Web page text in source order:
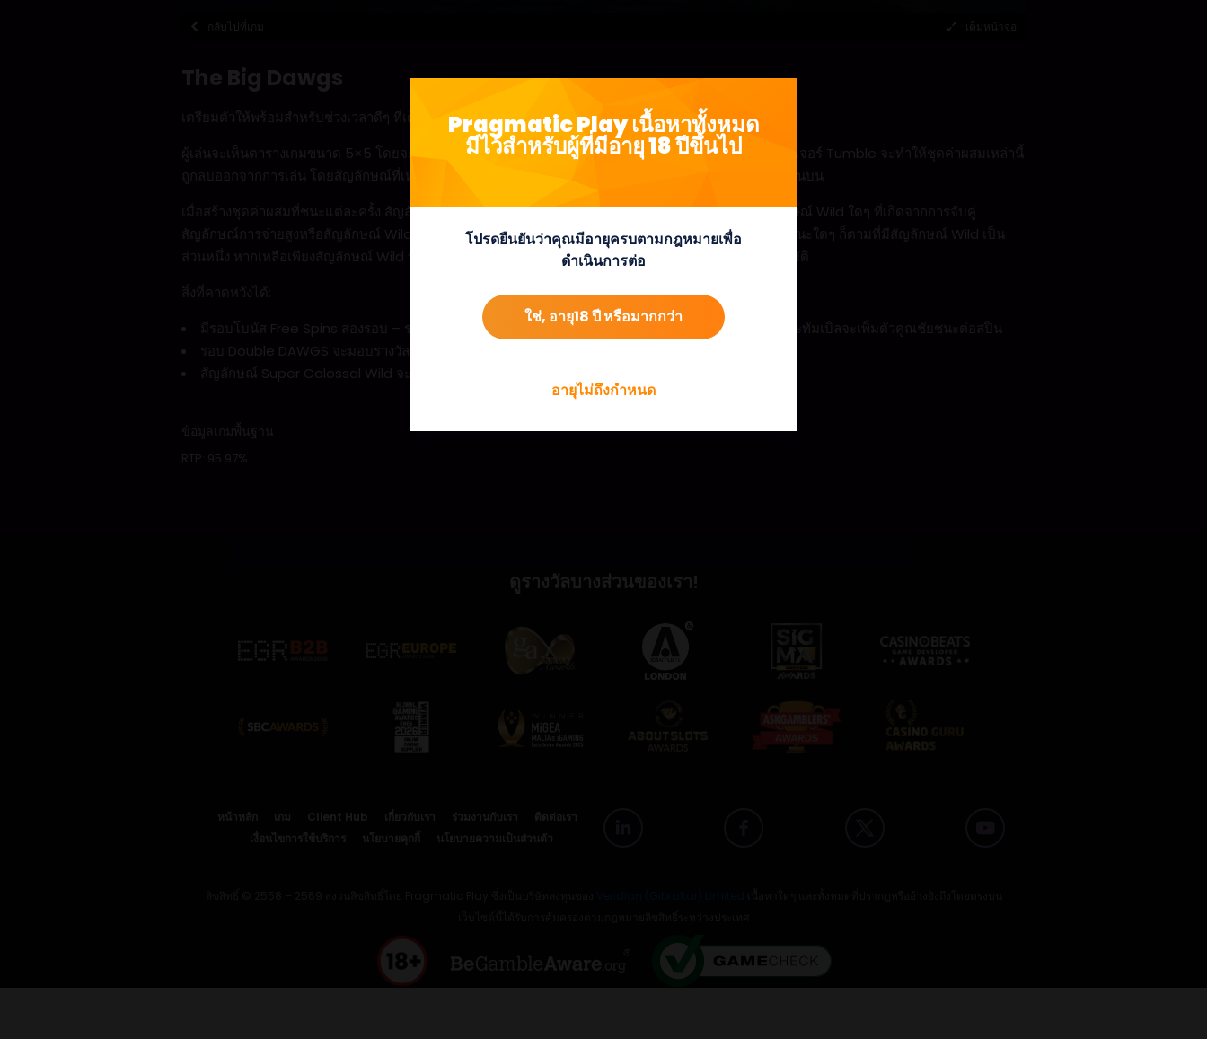
กลับไปที่เกม เต็มหน้าจอ
The Big Dawgs
เตรียมตัวให้พร้อมสำหรับช่วงเวลาดีๆ ที่เต็มไปด้วยเสียงเห่ากับThe Big Dawgs
ผู้เล่นจะเห็นตารางเกมขนาด 5×5 โดยจะได้รับรางวัลเมื่อสร้างชุดค่าผสมสัญลักษณ์ในแนวนอนหรือแนวตั้ง ฟีเจอร์ Tumble จะทำให้ชุดค่าผสมเหล่านี้
ถูกลบออกจากการเล่น โดยสัญลักษณ์ที่เหลือจะตกลงไปที่ด้านล่างของตารางและตำแหน่งว่างจะถูกเติมจากด้านบน
เมื่อสร้างชุดค่าผสมที่ชนะแต่ละครั้ง สัญลักษณ์ Super Wild จะปรากฏขึ้นตรงกลางของตำแหน่งที่ชนะ สัญลักษณ์ Wild ใดๆ ที่เกิดจากการจับคู่
สัญลักษณ์การจ่ายสูงหรือสัญลักษณ์ Wild อื่นๆ จะมีตัวคูณ x2 เพื่อเพิ่มโอกาสในการชนะ ซึ่งจะนำไปใช้กับชัยชนะใดๆ ก็ตามที่มีสัญลักษณ์ Wild เป็น
ส่วนหนึ่ง หากเหลือเพียงสัญลักษณ์ Wild บนหน้าจอหลังจากลำดับทัมเบิล จะได้รับตัวคูณเป็นรางวัลโดยอัตโนมัติ
สิ่งที่คาดหวังได้:
มีรอบโบนัส Free Spins สองรอบ – รอบ Dirty DAWGS จะทำให้ผู้เล่นได้รับรางวัลเป็น 5 ฟรีเกม โดยแต่ละทัมเบิลจะเพิ่มตัวคูณชัยชนะต่อสปิน
รอบ Double DAWGS จะมอบรางวัลให้เป็น 10 ซูเปอร์ฟรีสปิน โดยตัวคูณชัยชนะจะคงอยู่ตลอดทั้งรอบ
สัญลักษณ์ Super Colossal Wild จะทำงานในระหว่างรอบโบนัสนี้ ซึ่งมอบโอกาสมากมายในการชนะ
ข้อมูลเกมพื้นฐาน
RTP: 95.97%
ดูรางวัลบางส่วนของเรา!
หน้าหลัก เกม Client Hub เกี่ยวกับเรา ร่วมงานกับเรา
ติดต่อเรา
เงื่อนไขการใช้บริการ
นโยบายคุกกี้ นโยบายความเป็นส่วนตัว
Pragmatic Play เนื้อหาทั้งหมด
มีไว้สำหรับผู้ที่มีอายุ 18 ปีขึ้นไป
โปรดยืนยันว่าคุณมีอายุครบตามกฎหมายเพื่อ
ดำเนินการต่อ
ใช่, อายุ18 ปี หรือมากกว่า
อายุไม่ถึงกำหนด